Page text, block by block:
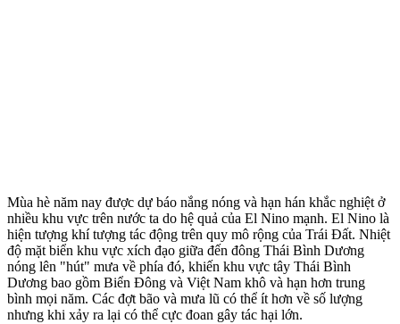
Mùa hè năm nay được dự báo nắng nóng và hạn hán khắc nghiệt ở
nhiều khu vực trên nước ta do hệ quả của El Nino mạnh. El Nino là
hiện tượng khí tượng tác động trên quy mô rộng của Trái Đất. Nhiệt
độ mặt biển khu vực xích đạo giữa đến đông Thái Bình Dương
nóng lên "hút" mưa về phía đó, khiến khu vực tây Thái Bình
Dương bao gồm Biển Đông và Việt Nam khô và hạn hơn trung
bình mọi năm. Các đợt bão và mưa lũ có thể ít hơn về số lượng
nhưng khi xảy ra lại có thể cực đoan gây tác hại lớn.